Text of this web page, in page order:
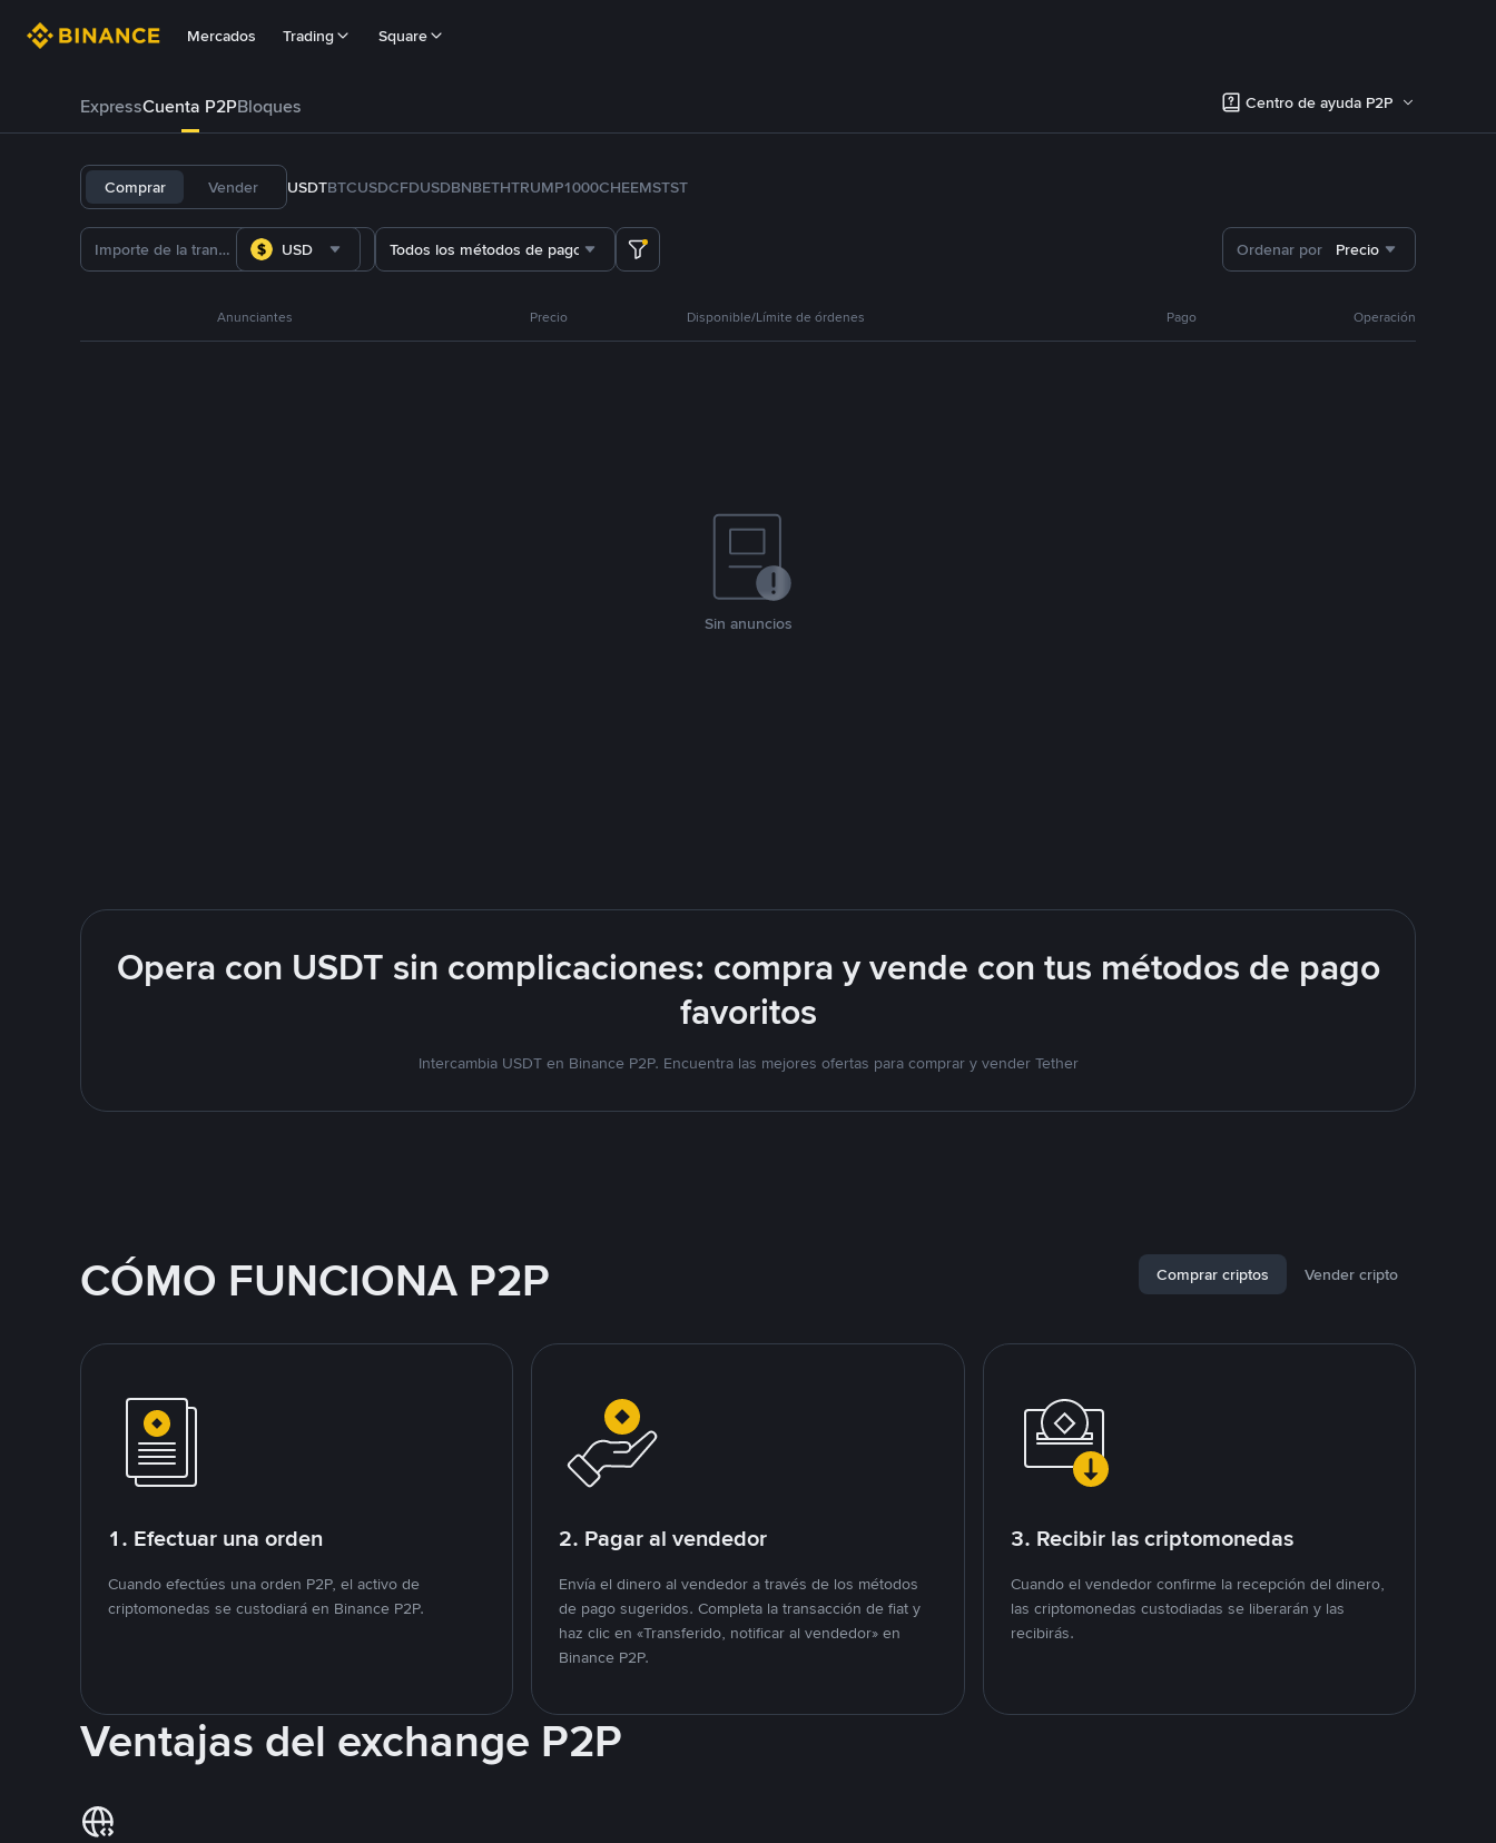
Mercados Trading Square
ExpressCuenta P2PBloques Centro de ayuda P2P
Comprar Vender USDTBTCUSDCFDUSDBNBETHTRUMP1000CHEEMSTST
USD Todos los métodos de pago Ordenar por Precio
Anunciantes Precio Disponible/Límite de órdenes Pago Operación
Sin anuncios
Opera con USDT sin complicaciones: compra y vende con tus métodos de pago
favoritos
Intercambia USDT en Binance P2P. Encuentra las mejores ofertas para comprar y vender Tether
CÓMO FUNCIONA P2P Comprar criptos Vender cripto
1. Efectuar una orden
Cuando efectúes una orden P2P, el activo de
criptomonedas se custodiará en Binance P2P.
2. Pagar al vendedor
Envía el dinero al vendedor a través de los métodos
de pago sugeridos. Completa la transacción de fiat y
haz clic en «Transferido, notificar al vendedor» en
Binance P2P.
3. Recibir las criptomonedas
Cuando el vendedor confirme la recepción del dinero,
las criptomonedas custodiadas se liberarán y las
recibirás.
Ventajas del exchange P2P